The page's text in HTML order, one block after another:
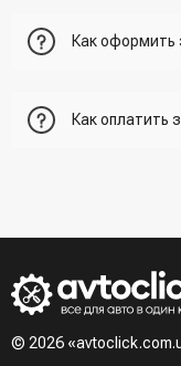
Как оформить
корзину и указать
наберет менеджер
Третий вариант -
при разговоре с
Четвертый вариант
Как оплатить
- LiqPay при
© 2026